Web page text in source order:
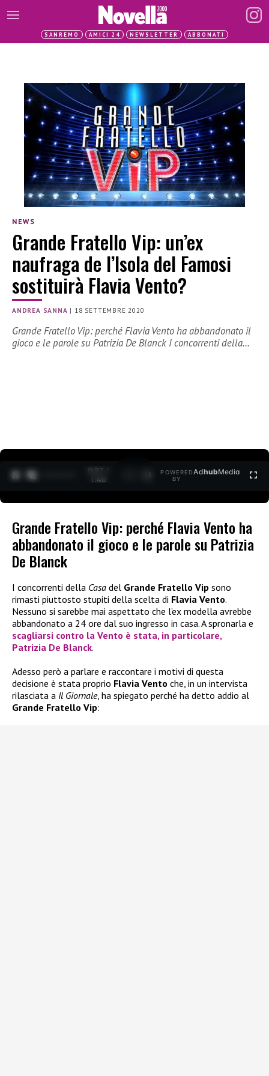
SANREMO AMICI 24 NEWSLETTER ABBONATI
NEWS
Grande Fratello Vip: un’ex
naufraga de l’Isola del Famosi
sostituirà Flavia Vento?
ANDREA SANNA | 18 SETTEMBRE 2020
Grande Fratello Vip: perché Flavia Vento ha abbandonato il
gioco e le parole su Patrizia De Blanck I concorrenti della…
0:27 /
1:40
POWERED
BY
AdhubMedia
Grande Fratello Vip: perché Flavia Vento ha
abbandonato il gioco e le parole su Patrizia
De Blanck
I concorrenti della Casa del Grande Fratello Vip sono
rimasti piuttosto stupiti della scelta di Flavia Vento.
Nessuno si sarebbe mai aspettato che l’ex modella avrebbe
abbandonato a 24 ore dal suo ingresso in casa. A spronarla e
scagliarsi contro la Vento è stata, in particolare,
Patrizia De Blanck.
Adesso però a parlare e raccontare i motivi di questa
decisione è stata proprio Flavia Vento che, in un intervista
rilasciata a Il Giornale, ha spiegato perché ha detto addio al
Grande Fratello Vip: